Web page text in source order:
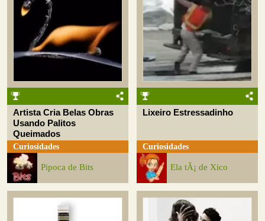
Artista Cria Belas Obras
Usando Palitos
Queimados
Curiosidades
Pipoca de Bits
Lixeiro Estressadinho
Curiosidades
Ela tÃ¡ de Xico